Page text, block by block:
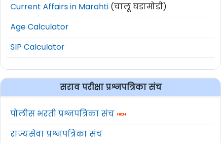
Current Affairs in Marahti (चालू घडामोडी)
Age Calculator
SIP Calculator
सराव परीक्षा प्रश्नपत्रिका संच
पोलीस भरती प्रश्नपत्रिका संच
राज्यसेवा प्रश्नपत्रिका संच